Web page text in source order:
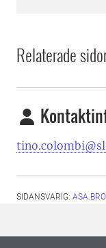
Relaterade
SIDANSVARIG: